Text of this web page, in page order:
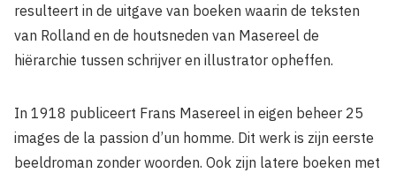
resulteert in de uitgave van boeken waarin de teksten
van Rolland en de houtsneden van Masereel de
hiërarchie tussen schrijver en illustrator opheffen.
In 1918 publiceert Frans Masereel in eigen beheer 25
images de la passion d’un homme. Dit werk is zijn eerste
beeldroman zonder woorden. Ook zijn latere boeken met